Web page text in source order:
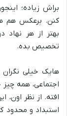
براش زیاده؛
کنن. برعکس هم
بهتر از هر نهاد
تخصیص بده.
هایک خیلی
اجتماعی، همه چیز
افته. از نظر اون،
استبداد و